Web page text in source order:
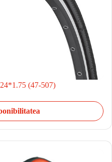
(47-507)